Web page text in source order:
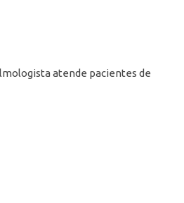
atende pacientes de